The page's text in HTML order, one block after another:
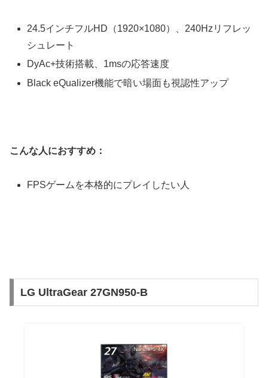
24.5インチフルHD（1920×1080）、240Hzリフレッ
シュレート
DyAc+技術搭載、1msの応答速度
Black eQualizer機能で暗い場面も視認性アップ
こんな人におすすめ：
FPSゲームを本格的にプレイしたい人
LG UltraGear 27GN950-B